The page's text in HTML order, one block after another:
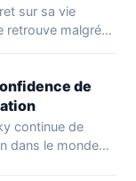
sur sa vie
retrouve malgré
de
continue de
dans le monde